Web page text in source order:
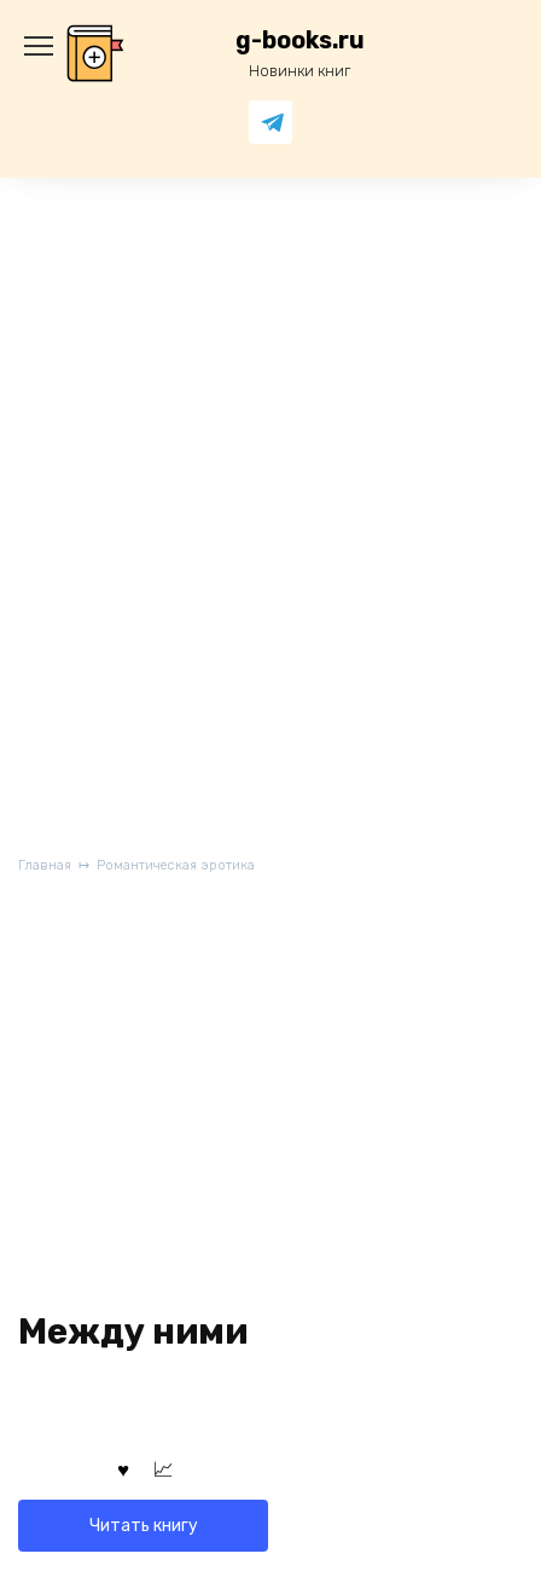
содержанию
g-books.ru
Новинки книг
Главная Романтическая эротика
Между ними
Читать книгу